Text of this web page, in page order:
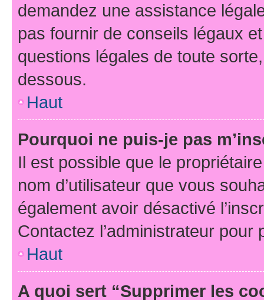
demandez une assistance
pas fournir de conseils légaux
questions légales de toute
dessous.
Haut
Pourquoi ne puis-je pas
Il est possible que le
nom d’utilisateur que vous
également avoir désactivé
Contactez l’administrateur
Haut
A quoi sert “Supprimer les